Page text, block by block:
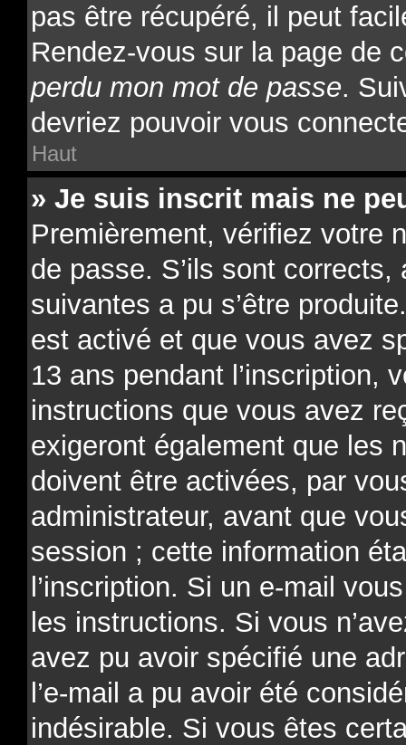
pas être récupéré, il peut
Rendez-vous sur la page de
perdu mon mot de passe.
devriez pouvoir vous
Haut
» Je suis inscrit mais ne
Premièrement, vérifiez votre
de passe. S’ils sont
suivantes a pu s’être
est activé et que vous avez
13 ans pendant l’inscription,
instructions que vous avez
exigeront également que les
doivent être activées, par
administrateur, avant que
session ; cette information
l’inscription. Si un e-mail
les instructions. Si vous
avez pu avoir spécifié une
l’e-mail a pu avoir été
indésirable. Si vous êtes